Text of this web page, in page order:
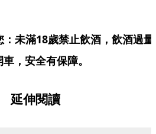
未滿18歲禁止飲酒，飲酒過量
，安全有保障。
延伸閱讀